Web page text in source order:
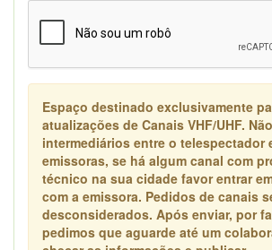
Espaço destinado exclusivamente
atualizações de Canais VHF/UHF.
intermediários entre o telespectador
emissoras, se há algum canal com
técnico na sua cidade favor entrar
com a emissora. Pedidos de canais
desconsiderados. Após enviar, por
pedimos que aguarde até um